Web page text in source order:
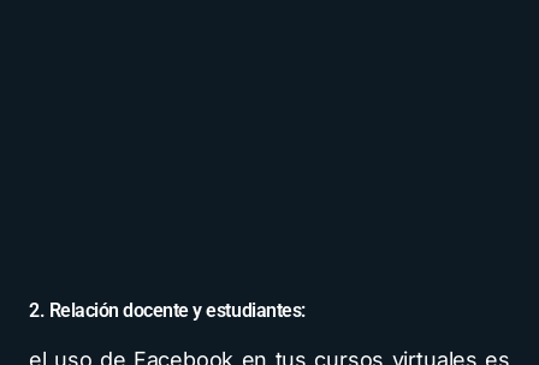
2. Relación docente y estudiantes:
el uso de Facebook en tus cursos virtuales es